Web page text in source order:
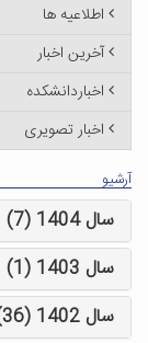
اطلاعیه ها
آخرین اخبار
اخباردانشکده
اخبار تصویری
آرشیو
سال 1404 (7)
سال 1403 (1)
سال 1402 (36)